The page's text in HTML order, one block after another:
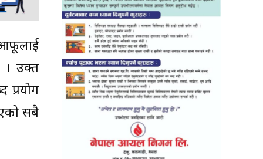
। उक्त
प्रयोग
सबै